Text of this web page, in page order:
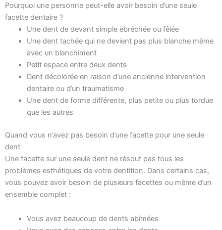
Pourquoi une personne peut-elle avoir besoin d’une seule
facette dentaire ?
Une dent de devant simple ébréchée ou fêlée
Une dent tachée qui ne devient pas plus blanche même
avec un blanchiment
Petit espace entre deux dents
Dent décolorée en raison d’une ancienne intervention
dentaire ou d’un traumatisme
Une dent de forme différente, plus petite ou plus tordue
que les autres
Quand vous n’avez pas besoin d’une facette pour une seule
dent
Une facette sur une seule dent ne résout pas tous les
problèmes esthétiques de votre dentition. Dans certains cas,
vous pouvez avoir besoin de plusieurs facettes ou même d’un
ensemble complet :
Vous avez beaucoup de dents abîmées